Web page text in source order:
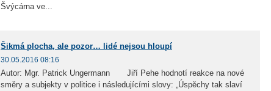
Švýcárna ve...
Šikmá plocha, ale pozor… lidé nejsou hloupí
30.05.2016 08:16
Autor: Mgr. Patrick Ungermann Jiří Pehe hodnotí reakce na nové
směry a subjekty v politice i následujícími slovy: „Úspěchy tak slaví